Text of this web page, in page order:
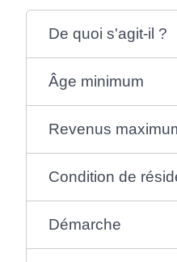
De quoi s'agit-il ?
Âge minimum
Revenus
Condition de
Démarche